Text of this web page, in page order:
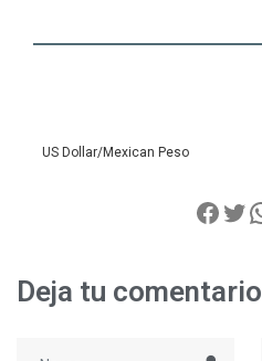
US Dollar/Mexican Peso
Deja tu comentario